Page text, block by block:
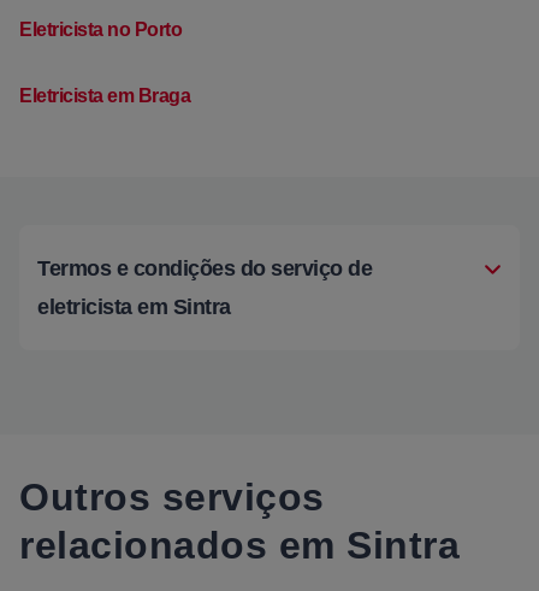
Eletricista no Porto
Eletricista em Braga
Termos e condições do serviço de
eletricista em Sintra
Outros serviços
relacionados em Sintra